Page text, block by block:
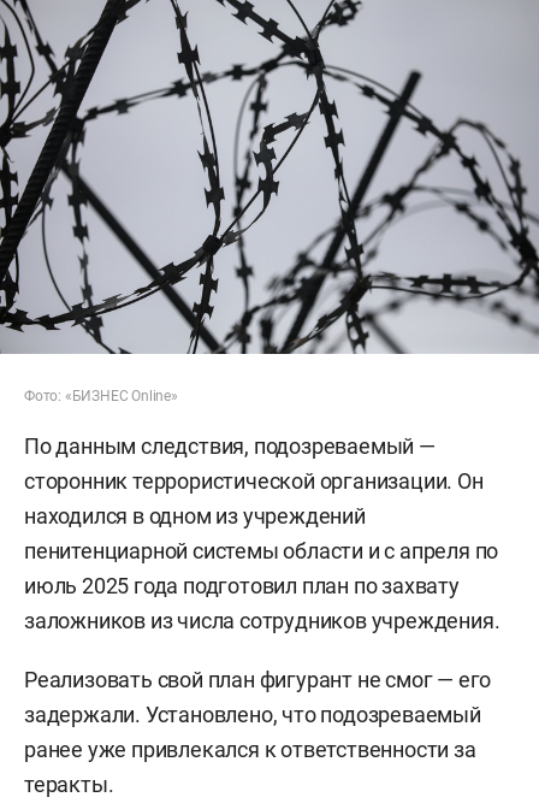
Фото: «БИЗНЕС Online»
По данным следствия, подозреваемый —
сторонник террористической организации. Он
находился в одном из учреждений
пенитенциарной системы области и с апреля по
июль 2025 года подготовил план по захвату
заложников из числа сотрудников учреждения.
Реализовать свой план фигурант не смог — его
задержали. Установлено, что подозреваемый
ранее уже привлекался к ответственности за
теракты.